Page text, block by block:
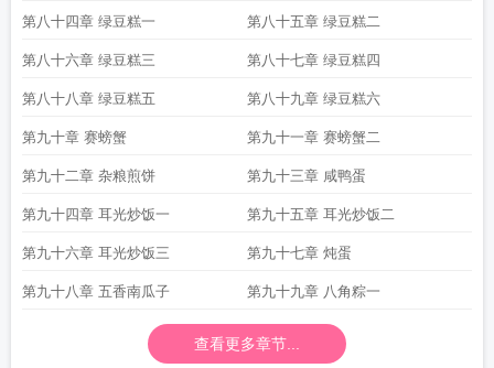
第八十四章 绿豆糕一 第八十五章 绿豆糕二
第八十六章 绿豆糕三 第八十七章 绿豆糕四
第八十八章 绿豆糕五 第八十九章 绿豆糕六
第九十章 赛螃蟹 第九十一章 赛螃蟹二
第九十二章 杂粮煎饼 第九十三章 咸鸭蛋
第九十四章 耳光炒饭一 第九十五章 耳光炒饭二
第九十六章 耳光炒饭三 第九十七章 炖蛋
第九十八章 五香南瓜子 第九十九章 八角粽一
查看更多章节...